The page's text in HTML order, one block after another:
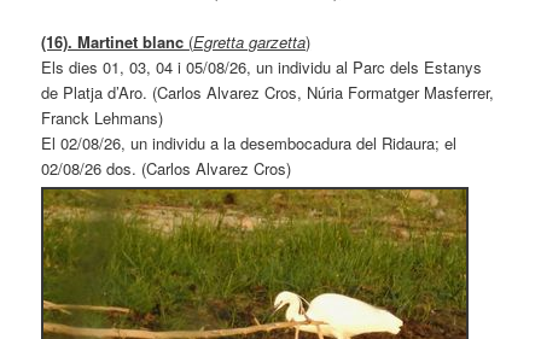
(16). Martinet blanc (Egretta garzetta)
Els dies 01, 03, 04 i 05/08/26, un individu al Parc dels Estanys
de Platja d’Aro. (Carlos Alvarez Cros, Núria Formatger Masferrer,
Franck Lehmans)
El 02/08/26, un individu a la desembocadura del Ridaura; el
02/08/26 dos. (Carlos Alvarez Cros)